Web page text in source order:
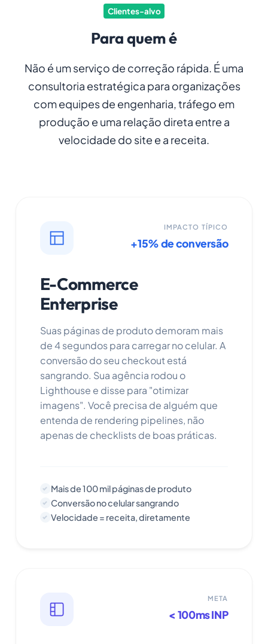
Clientes-alvo
Para quem é
Não é um serviço de correção rápida. É uma
consultoria estratégica para organizações
com equipes de engenharia, tráfego em
produção e uma relação direta entre a
velocidade do site e a receita.
IMPACTO TÍPICO
+15% de conversão
E-Commerce
Enterprise
Suas páginas de produto demoram mais
de 4 segundos para carregar no celular. A
conversão do seu checkout está
sangrando. Sua agência rodou o
Lighthouse e disse para "otimizar
imagens". Você precisa de alguém que
entenda de rendering pipelines, não
apenas de checklists de boas práticas.
Mais de 100 mil páginas de produto
Conversão no celular sangrando
Velocidade = receita, diretamente
META
< 100ms INP